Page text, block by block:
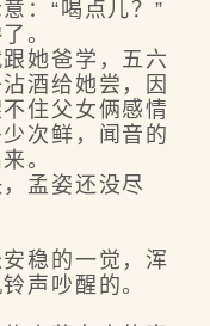
：“喝点儿？”
。
她爸学，五六
酒给她尝，因
住父女俩感情
次鲜，闻音的
。
孟姿还没尽
稳的一觉，浑
声吵醒的。